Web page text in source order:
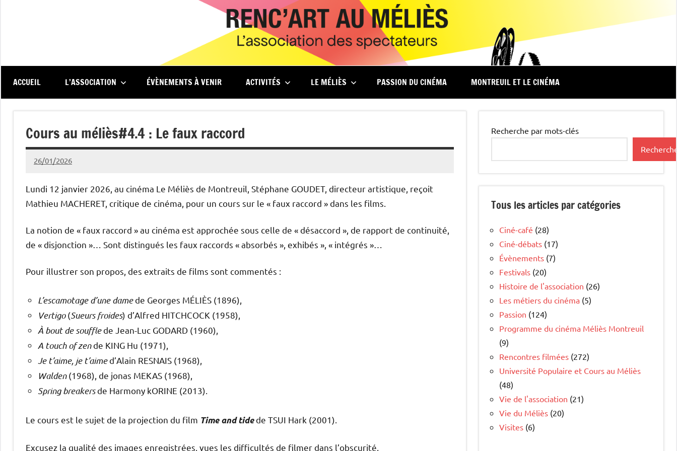
au
Méliès
spectateurs
du
de
ACCUEIL L’ASSOCIATION ÉVÈNEMENTS À VENIR ACTIVITÉS LE MÉLIÈS PASSION DU CINÉMA MONTREUIL ET LE CINÉMA
Cours au méliès#4.4 : Le faux raccord
26/01/2026
Michel
Lundi 12 janvier 2026, au cinéma Le Méliès de Montreuil, Stéphane GOUDET, directeur artistique, reçoit
Mathieu MACHERET, critique de cinéma, pour un cours sur le « faux raccord » dans les films.
La notion de « faux raccord » au cinéma est approchée sous celle de « désaccord », de rapport de continuité,
de « disjonction »… Sont distingués les faux raccords « absorbés », exhibés », « intégrés »…
Pour illustrer son propos, des extraits de films sont commentés :
L’escamotage d’une damede Georges MÉLIÈS (1896),
Vertigo(Sueurs froides) d’Alfred HITCHCOCK (1958),
À bout de soufflede Jean-Luc GODARD (1960),
A touch of zende KING Hu (1971),
Je t’aime, je t’aimed’Alain RESNAIS (1968),
Walden(1968), de jonas MEKAS (1968),
Spring breakersde Harmony kORINE (2013).
Le cours est le sujet de la projection du film Time and tidede TSUI Hark (2001).
Excusez la qualité des images enregistrées, vues les difficultés de filmer dans l’obscurité.
Recherche par mots-clés
Tous les articles par catégories
Ciné-café (28)
Ciné-débats (17)
Évènements (7)
Festivals (20)
Histoire de l'association (26)
Les métiers du cinéma (5)
Passion (124)
Programme du cinéma Méliès Montreuil
(9)
Rencontres filmées (272)
Université Populaire et Cours au Méliès
(48)
Vie de l'association (21)
Vie du Méliès (20)
Visites (6)